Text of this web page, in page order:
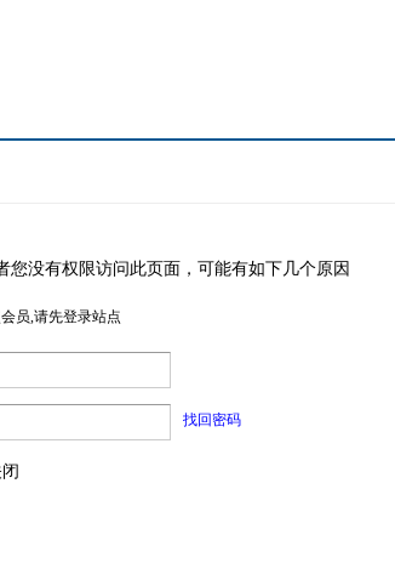
您没有权限访问此页面，可能有如下几个原因
员,请先登录站点
找回密码